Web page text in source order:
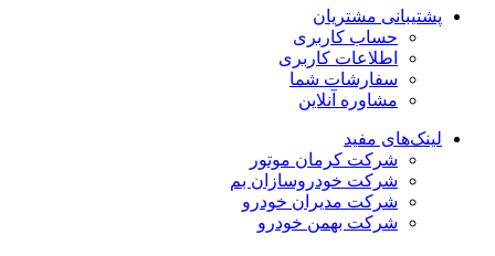
پشتیبانی مشتریان
حساب کاربری
اطلاعات کاربری
سفارشات شما
مشاوره آنلاین
لینک‌های مفید
شرکت کرمان موتور
شرکت خودروسازان بم
شرکت مدیران خودرو
شرکت بهمن خودرو